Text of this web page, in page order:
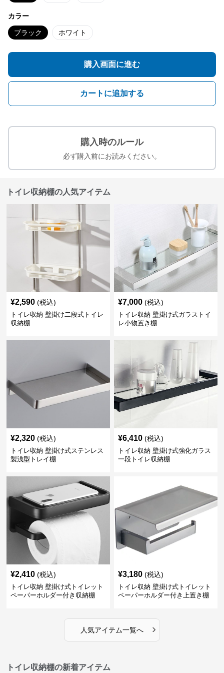
カラー
ブラック ホワイト
購入画面に進む
カートに追加する
購入時のルール
必ず購入前にお読みください。
トイレ収納棚の人気アイテム
¥2,590 (税込)
トイレ収納 壁掛け二段式トイレ
収納棚
¥7,000 (税込)
トイレ収納 壁掛け式ガラストイ
レ小物置き棚
¥2,320 (税込)
トイレ収納 壁掛け式ステンレス
製浅型トレイ棚
¥6,410 (税込)
トイレ収納 壁掛け式強化ガラス
一段トイレ収納棚
¥2,410 (税込)
トイレ収納 壁掛け式トイレット
ペーパーホルダー付き収納棚
¥3,180 (税込)
トイレ収納 壁掛け式トイレット
ペーパーホルダー付き上置き棚
人気アイテム一覧へ ›
トイレ収納棚の新着アイテム